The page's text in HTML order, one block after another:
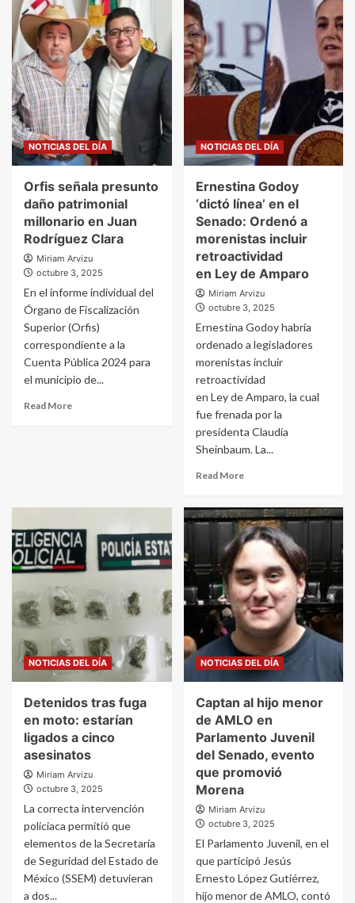
NOTICIAS DEL DÍA
Orfis señala presunto
daño patrimonial
millonario en Juan
Rodríguez Clara
Miriam Arvizu
octubre 3, 2025
En el informe individual del
Órgano de Fiscalización
Superior (Orfis)
correspondiente a la
Cuenta Pública 2024 para
el municipio de...
Read More
NOTICIAS DEL DÍA
Ernestina Godoy
‘dictó línea’ en el
Senado: Ordenó a
morenistas incluir
retroactividad
en Ley de Amparo
Miriam Arvizu
octubre 3, 2025
Ernestina Godoy habría
ordenado a legisladores
morenistas incluir
retroactividad
en Ley de Amparo, la cual
fue frenada por la
presidenta Claudia
Sheinbaum. La...
Read More
NOTICIAS DEL DÍA
Detenidos tras fuga
en moto: estarían
ligados a cinco
asesinatos
Miriam Arvizu
octubre 3, 2025
La correcta intervención
policiaca permitió que
elementos de la Secretaría
de Seguridad del Estado de
México (SSEM) detuvieran
a dos...
NOTICIAS DEL DÍA
Captan al hijo menor
de AMLO en
Parlamento Juvenil
del Senado, evento
que promovió
Morena
Miriam Arvizu
octubre 3, 2025
El Parlamento Juvenil, en el
que participó Jesús
Ernesto López Gutiérrez,
hijo menor de AMLO, contó